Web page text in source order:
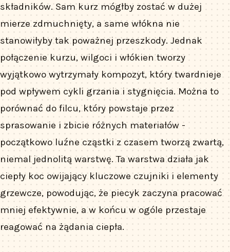
składników. Sam kurz mógłby zostać w dużej
mierze zdmuchnięty, a same włókna nie
stanowiłyby tak poważnej przeszkody. Jednak
połączenie kurzu, wilgoci i włókien tworzy
wyjątkowo wytrzymały kompozyt, który twardnieje
pod wpływem cykli grzania i stygnięcia. Można to
porównać do filcu, który powstaje przez
sprasowanie i zbicie różnych materiałów -
początkowo luźne cząstki z czasem tworzą zwartą,
niemal jednolitą warstwę. Ta warstwa działa jak
ciepły koc owijający kluczowe czujniki i elementy
grzewcze, powodując, że piecyk zaczyna pracować
mniej efektywnie, a w końcu w ogóle przestaje
reagować na żądania ciepła.